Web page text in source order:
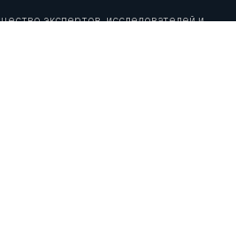
экспертов, исследователей и